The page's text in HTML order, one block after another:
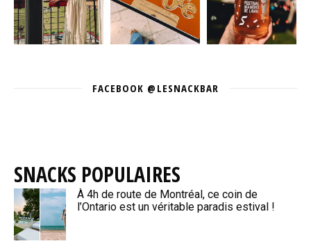
FACEBOOK @LESNACKBAR
SNACKS POPULAIRES
À 4h de route de Montréal, ce coin de
l’Ontario est un véritable paradis estival !